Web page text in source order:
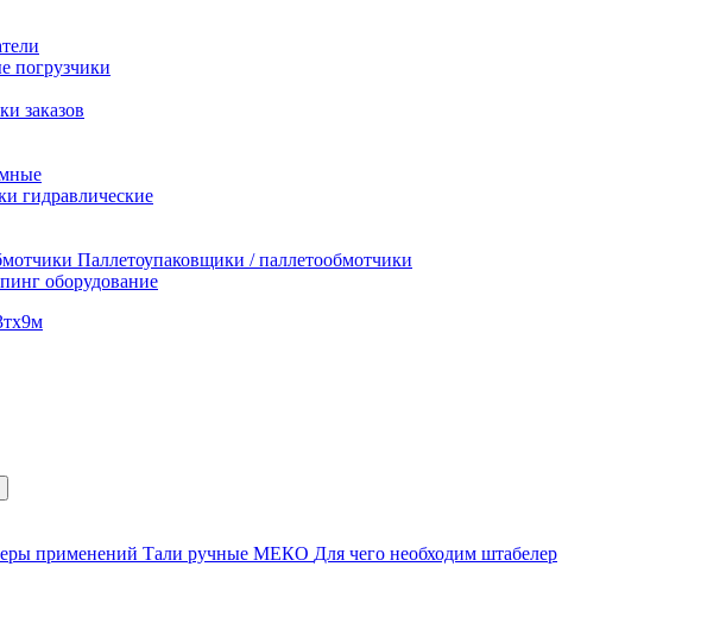
погрузчики
заказов
гидравлические
Паллетоупаковщики / паллетообмотчики
оборудование
применений Тали ручные МЕКО Для чего необходим штабелер